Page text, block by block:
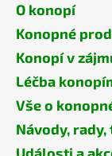
O konopí
Konopné
Konopí v
Léčba
Vše o
Návody, rady,